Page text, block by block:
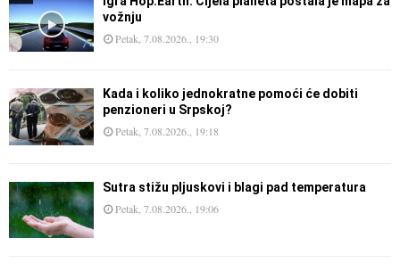
vožnju
Petak, 7.08.2026., 19:30
Kada i koliko jednokratne pomoći će dobiti
penzioneri u Srpskoj?
Petak, 7.08.2026., 19:18
Sutra stižu pljuskovi i blagi pad temperatura
Petak, 7.08.2026., 19:06